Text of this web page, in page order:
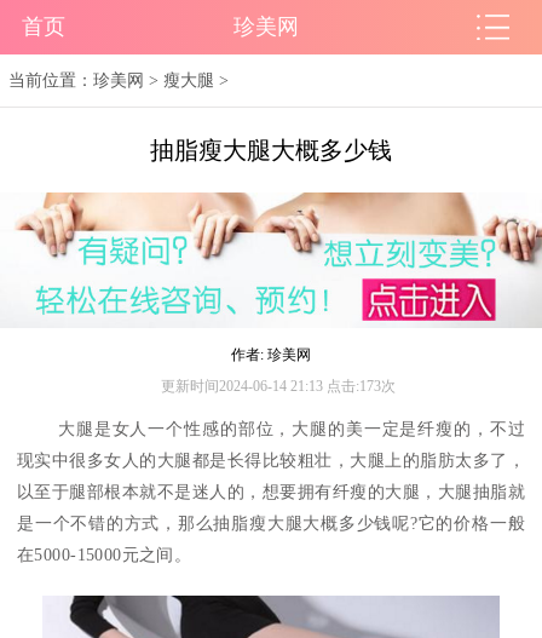
首页 珍美网
当前位置：珍美网 >瘦大腿 >
抽脂瘦大腿大概多少钱
作者: 珍美网
更新时间2024-06-14 21:13 点击:173次
大腿是女人一个性感的部位，大腿的美一定是纤瘦的，不过
现实中很多女人的大腿都是长得比较粗壮，大腿上的脂肪太多了，
以至于腿部根本就不是迷人的，想要拥有纤瘦的大腿，大腿抽脂就
是一个不错的方式，那么抽脂瘦大腿大概多少钱呢?它的价格一般
在5000-15000元之间。